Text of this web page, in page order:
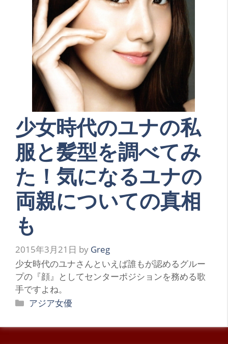
少女時代のユナの私
服と髪型を調べてみ
た！気になるユナの
両親についての真相
も
2015年3月21日 by Greg
少女時代のユナさんといえば誰もが認めるグルー
プの『顔』としてセンターポジションを務める歌
手ですよね。
カ
ゴ
アジア女優